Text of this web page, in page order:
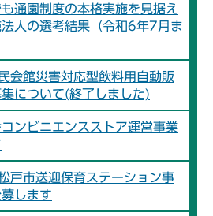
通園制度の本格実施を見据え
人の選考結果（令和6年7月ま
会館災害対応型飲料用自動販
について(終了しました)
ンビニエンスストア運営事業
市送迎保育ステーション事
します